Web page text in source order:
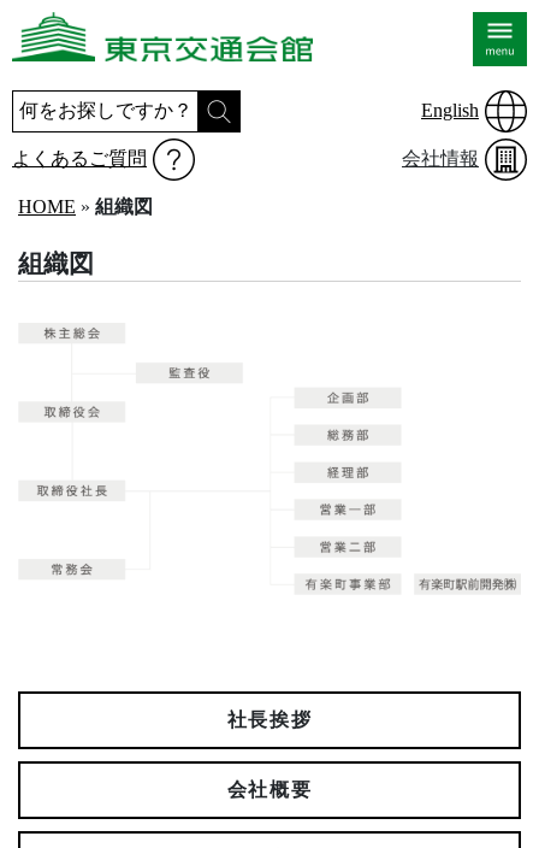
よくあるご質問
English
会社情報
HOME » 組織図
組織図
社長挨拶
会社概要